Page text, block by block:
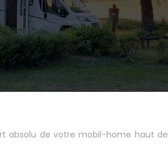
absolu de votre mobil-home haut de